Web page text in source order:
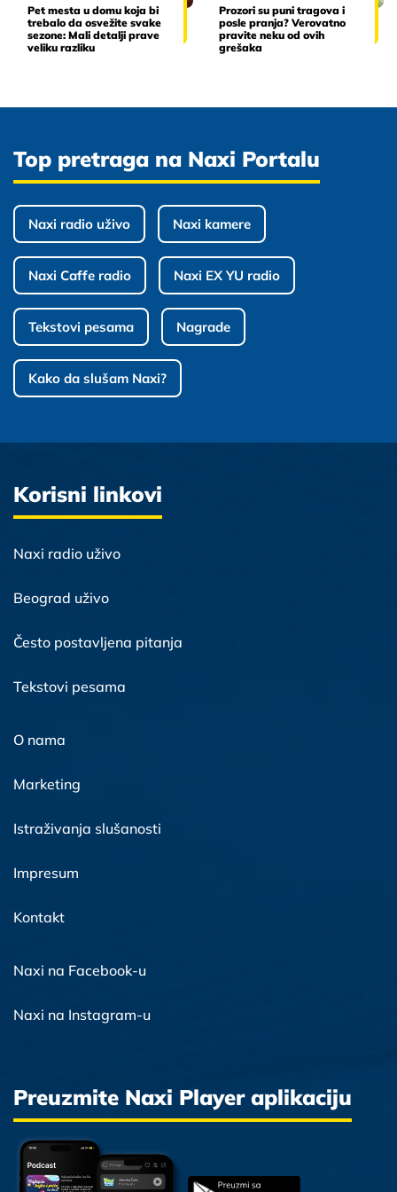
Pet mesta u domu koja bi
trebalo da osvežite svake
sezone: Mali detalji prave
veliku razliku
Prozori su puni tragova i
posle pranja? Verovatno
pravite neku od ovih
grešaka
Top pretraga na Naxi Portalu
Naxi radio uživo Naxi kamere
Naxi Caffe radio Naxi EX YU radio
Tekstovi pesama Nagrade
Kako da slušam Naxi?
Korisni linkovi
Naxi radio uživo
Beograd uživo
Često postavljena pitanja
Tekstovi pesama
O nama
Marketing
Istraživanja slušanosti
Impresum
Kontakt
Naxi na Facebook-u
Naxi na Instagram-u
Preuzmite Naxi Player aplikaciju